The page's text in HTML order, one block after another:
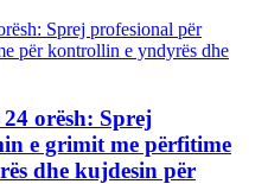
orësh: Sprej
e grimit me përfitime
dhe kujdesin për